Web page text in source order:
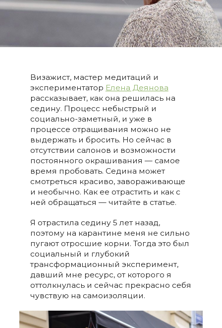
Визажист, мастер медитаций и
экспериментатор Елена Деянова
рассказывает, как она решилась на
седину. Процесс небыстрый и
социально-заметный, и уже в
процессе отращивания можно не
выдержать и бросить. Но сейчас в
отсутствии салонов и возможности
постоянного окрашивания — самое
время пробовать. Седина может
смотреться красиво, завораживающе
и необычно. Как ее отрастить и как с
ней обращаться — читайте в статье.
Я отрастила седину 5 лет назад,
поэтому на карантине меня не сильно
пугают отросшие корни. Тогда это был
социальный и глубокий
трансформационный эксперимент,
давший мне ресурс, от которого я
оттолкнулась и сейчас прекрасно себя
чувствую на самоизоляции.